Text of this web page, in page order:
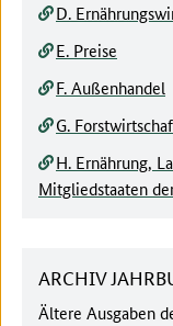
D.
E. Preise
F. Außenhandel
G.
H. Ernährung,
Mitgliedstaaten
ARCHIV
Ältere Ausgaben